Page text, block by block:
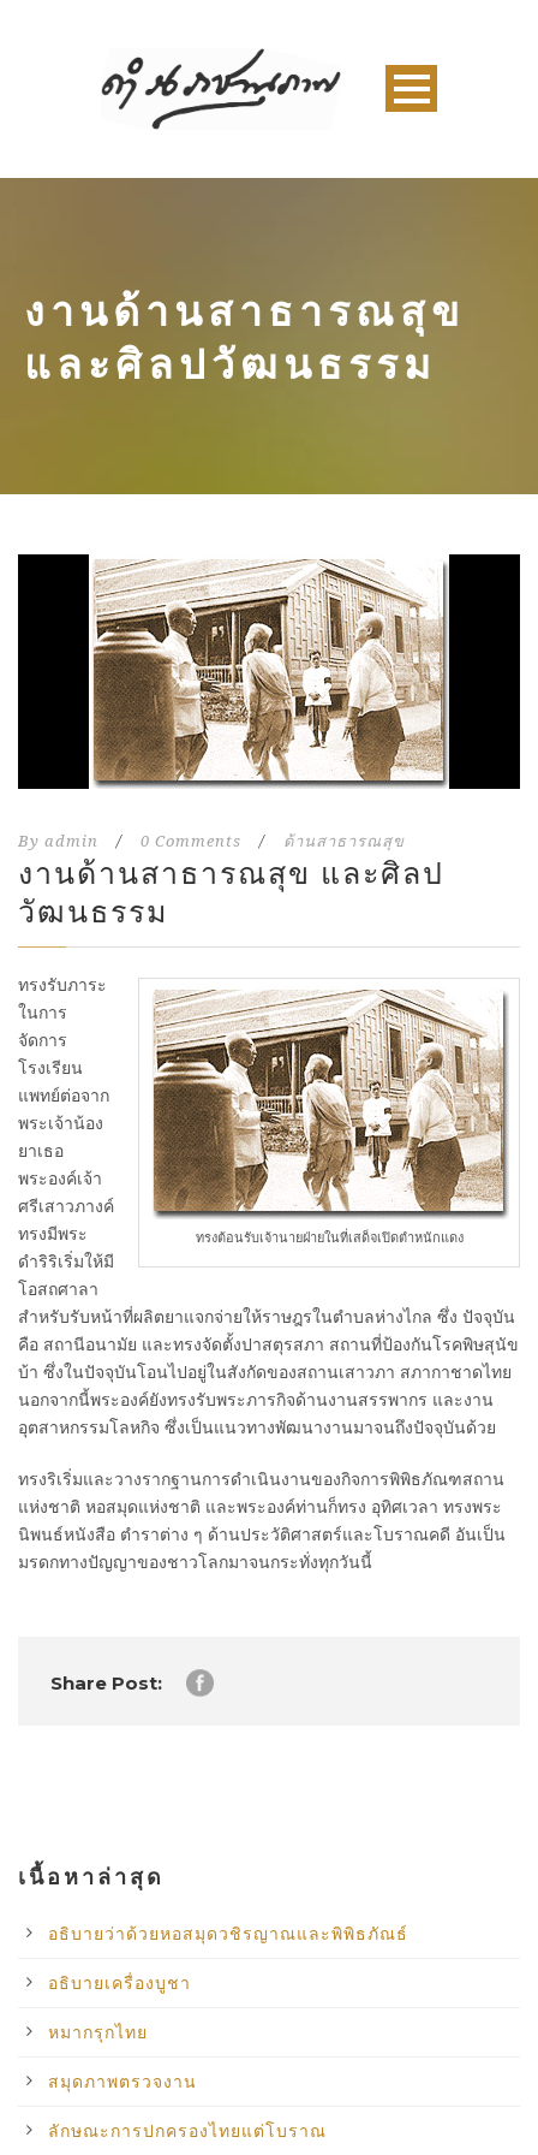
งานด้านสาธารณสุข
และศิลปวัฒนธรรม
By admin / 0 Comments / ด้านสาธารณสุข
งานด้านสาธารณสุข และศิลป
วัฒนธรรม
ทรงต้อนรับเจ้านายฝ่ายในที่เสด็จเปิดตำหนักแดง
ทรงรับภาระ
ในการ
จัดการ
โรงเรียน
แพทย์ต่อจาก
พระเจ้าน้อง
ยาเธอ
พระองค์เจ้า
ศรีเสาวภางค์
ทรงมีพระ
ดำริริเริ่มให้มี
โอสถศาลา
สำหรับรับหน้าที่ผลิตยาแจกจ่ายให้ราษฎรในตำบลห่างไกล ซึ่ง ปัจจุบัน
คือ สถานีอนามัย และทรงจัดตั้งปาสตุรสภา สถานที่ป้องกันโรคพิษสุนัข
บ้า ซึ่งในปัจจุบันโอนไปอยู่ในสังกัดของสถานเสาวภา สภากาชาดไทย
นอกจากนี้พระองค์ยังทรงรับพระภารกิจด้านงานสรรพากร และงาน
อุตสาหกรรมโลหกิจ ซึ่งเป็นแนวทางพัฒนางานมาจนถึงปัจจุบันด้วย
ทรงริเริ่มและวางรากฐานการดำเนินงานของกิจการพิพิธภัณฑสถาน
แห่งชาติ หอสมุดแห่งชาติ และพระองค์ท่านก็ทรง อุทิศเวลา ทรงพระ
นิพนธ์หนังสือ ตำราต่าง ๆ ด้านประวัติศาสตร์และโบราณคดี อันเป็น
มรดกทางปัญญาของชาวโลกมาจนกระทั่งทุกวันนี้
Share Post:
เนื้อหาล่าสุด
อธิบายว่าด้วยหอสมุดวชิรญาณและพิพิธภัณธ์
อธิบายเครื่องบูชา
หมากรุกไทย
สมุดภาพตรวจงาน
ลักษณะการปกครองไทยแต่โบราณ